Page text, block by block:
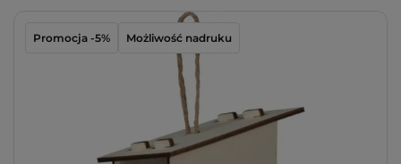
Promocja -5% Możliwość nadruku